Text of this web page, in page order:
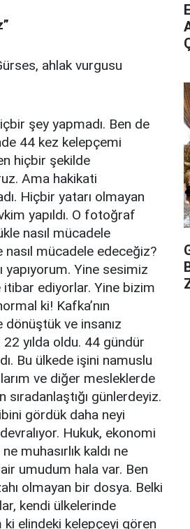
ahlak vurgusu
şey yapmadı. Ben de
44 kez kelepçemi
hiçbir şekilde
Ama hakikati
Hiçbir yatarı olmayan
yapıldı. O fotoğraf
nasıl mücadele
nasıl mücadele edeceğiz?
yapıyorum. Yine sesimiz
ediyorlar. Yine bizim
ki! Kafka’nın
ve insanız
yılda oldu. 44 gündür
Bu ülkede işini namuslu
ve diğer mesleklerde
sıradanlaştığı günlerdeyiz.
gördük daha neyi
Hukuk, ekonomi
muhasırlık kaldı ne
umudum hala var. Ben
olmayan bir dosya. Belki
kendi ülkelerinde
ki elindeki kelepçeyi gören